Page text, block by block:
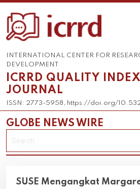
INTERNATIONAL CENTER FOR
DEVELOPMENT
ICRRD QUALITY
JOURNAL
ISSN: 2773-5958, https://doi.org/
GLOBE NEWS WIRE
SUSE Mengangkat